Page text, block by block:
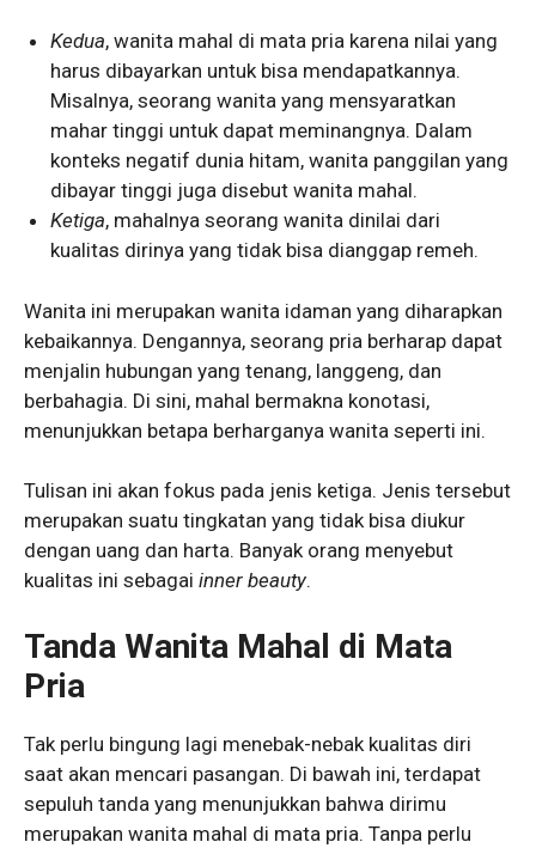
Kedua, wanita mahal di mata pria karena nilai yang
harus dibayarkan untuk bisa mendapatkannya.
Misalnya, seorang wanita yang mensyaratkan
mahar tinggi untuk dapat meminangnya. Dalam
konteks negatif dunia hitam, wanita panggilan yang
dibayar tinggi juga disebut wanita mahal.
Ketiga, mahalnya seorang wanita dinilai dari
kualitas dirinya yang tidak bisa dianggap remeh.
Wanita ini merupakan wanita idaman yang diharapkan
kebaikannya. Dengannya, seorang pria berharap dapat
menjalin hubungan yang tenang, langgeng, dan
berbahagia. Di sini, mahal bermakna konotasi,
menunjukkan betapa berharganya wanita seperti ini.
Tulisan ini akan fokus pada jenis ketiga. Jenis tersebut
merupakan suatu tingkatan yang tidak bisa diukur
dengan uang dan harta. Banyak orang menyebut
kualitas ini sebagai inner beauty.
Tanda Wanita Mahal di Mata
Pria
Tak perlu bingung lagi menebak-nebak kualitas diri
saat akan mencari pasangan. Di bawah ini, terdapat
sepuluh tanda yang menunjukkan bahwa dirimu
merupakan wanita mahal di mata pria. Tanpa perlu